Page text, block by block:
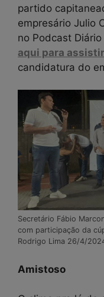
partido
empresário Julio
no Podcast
aqui para assistir
candidatura do
Secretário Fábio
com participação da
Rodrigo Lima 26/4/
Amistoso